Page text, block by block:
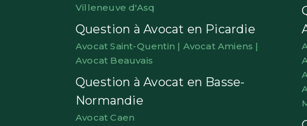
Villeneuve d'Asq
Question à Avocat en Picardie
Avocat Saint-Quentin | Avocat Amiens |
Avocat Beauvais
Question à Avocat en Basse-
Normandie
Avocat Caen